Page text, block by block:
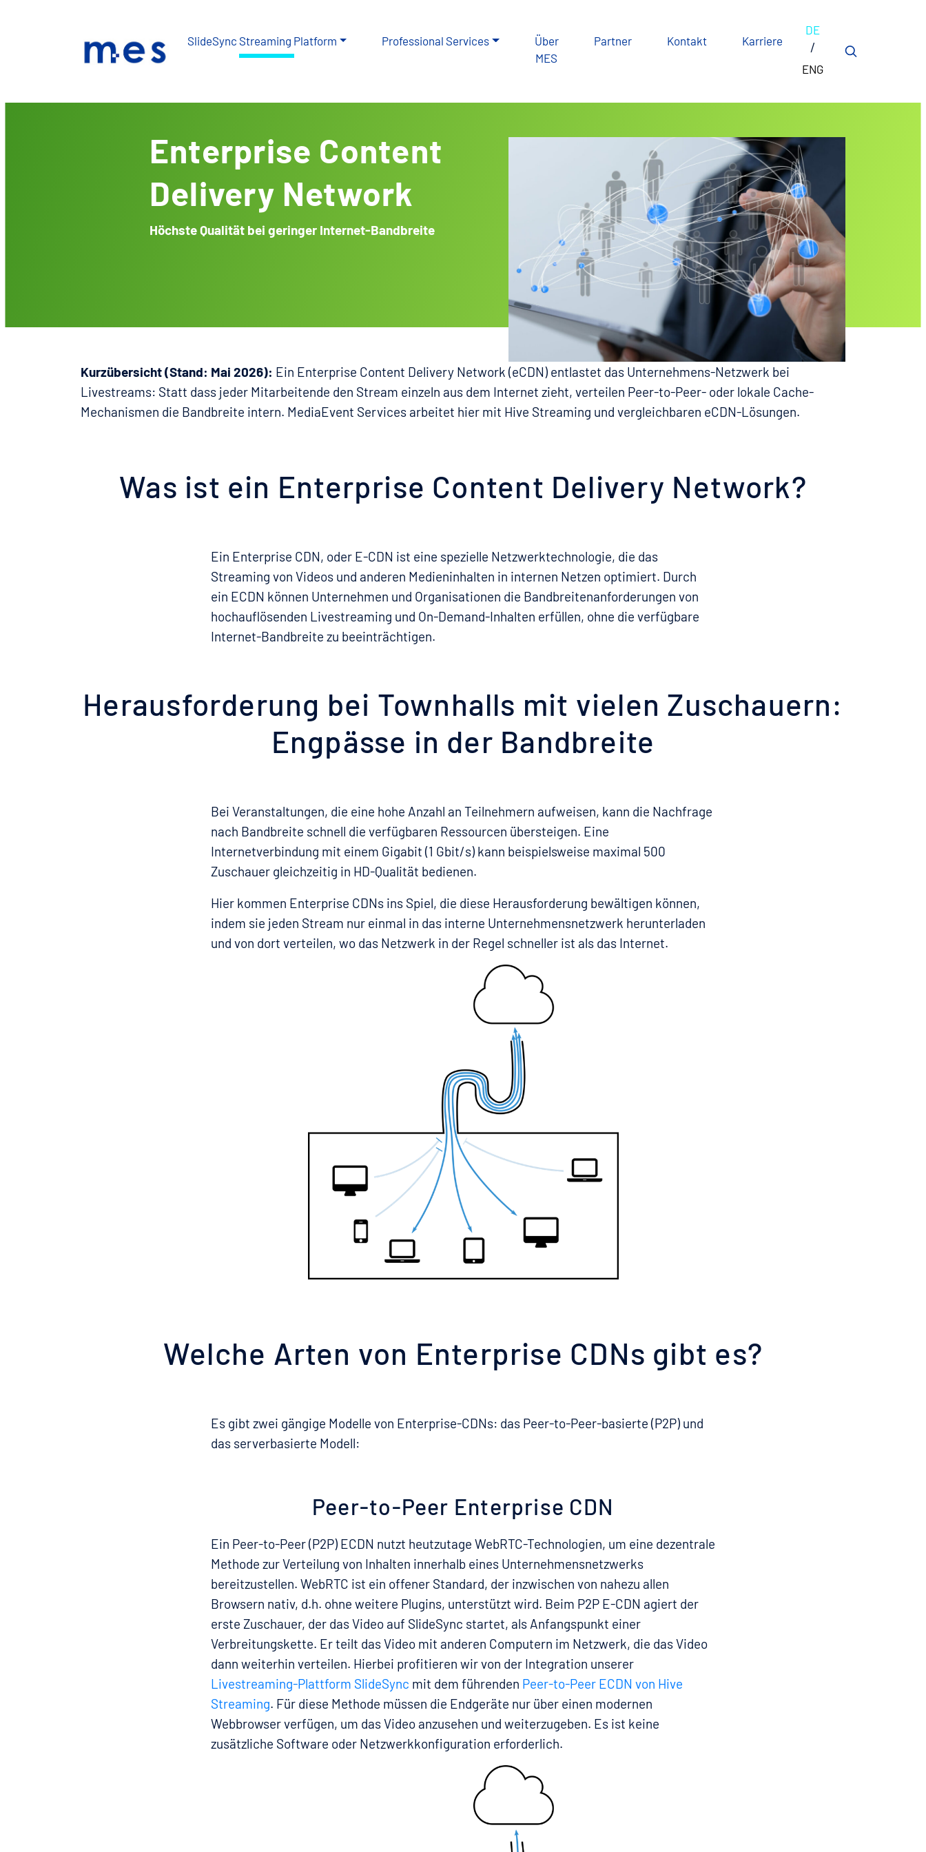
SlideSync Streaming Platform Professional Services
Über
MES
Partner Kontakt Karriere
DE
ENG
Enterprise Content
Delivery Network
Höchste Qualität bei geringer Internet-Bandbreite
Kurzübersicht (Stand: Mai 2026): Ein Enterprise Content Delivery Network (eCDN) entlastet das Unternehmens-Netzwerk bei
Livestreams: Statt dass jeder Mitarbeitende den Stream einzeln aus dem Internet zieht, verteilen Peer-to-Peer- oder lokale Cache-
Mechanismen die Bandbreite intern. MediaEvent Services arbeitet hier mit Hive Streaming und vergleichbaren eCDN-Lösungen.
Was ist ein Enterprise Content Delivery Network?
Ein Enterprise CDN, oder E-CDN ist eine spezielle Netzwerktechnologie, die das
Streaming von Videos und anderen Medieninhalten in internen Netzen optimiert. Durch
ein ECDN können Unternehmen und Organisationen die Bandbreitenanforderungen von
hochauflösenden Livestreaming und On-Demand-Inhalten erfüllen, ohne die verfügbare
Internet-Bandbreite zu beeinträchtigen.
Herausforderung bei Townhalls mit vielen Zuschauern:
Engpässe in der Bandbreite
Bei Veranstaltungen, die eine hohe Anzahl an Teilnehmern aufweisen, kann die Nachfrage
nach Bandbreite schnell die verfügbaren Ressourcen übersteigen. Eine
Internetverbindung mit einem Gigabit (1 Gbit/s) kann beispielsweise maximal 500
Zuschauer gleichzeitig in HD-Qualität bedienen.
Hier kommen Enterprise CDNs ins Spiel, die diese Herausforderung bewältigen können,
indem sie jeden Stream nur einmal in das interne Unternehmensnetzwerk herunterladen
und von dort verteilen, wo das Netzwerk in der Regel schneller ist als das Internet.
Welche Arten von Enterprise CDNs gibt es?
Es gibt zwei gängige Modelle von Enterprise-CDNs: das Peer-to-Peer-basierte (P2P) und
das serverbasierte Modell:
Peer-to-Peer Enterprise CDN
Ein Peer-to-Peer (P2P) ECDN nutzt heutzutage WebRTC-Technologien, um eine dezentrale
Methode zur Verteilung von Inhalten innerhalb eines Unternehmensnetzwerks
bereitzustellen. WebRTC ist ein offener Standard, der inzwischen von nahezu allen
Browsern nativ, d.h. ohne weitere Plugins, unterstützt wird. Beim P2P E-CDN agiert der
erste Zuschauer, der das Video auf SlideSync startet, als Anfangspunkt einer
Verbreitungskette. Er teilt das Video mit anderen Computern im Netzwerk, die das Video
dann weiterhin verteilen. Hierbei profitieren wir von der Integration unserer
Livestreaming-Plattform SlideSync mit dem führenden Peer-to-Peer ECDN von Hive
Streaming. Für diese Methode müssen die Endgeräte nur über einen modernen
Webbrowser verfügen, um das Video anzusehen und weiterzugeben. Es ist keine
zusätzliche Software oder Netzwerkkonfiguration erforderlich.